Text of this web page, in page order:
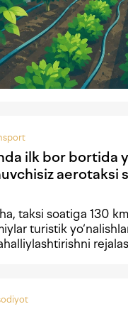
ilk bor bortida
aerotaksi
taksi soatiga 130
turistik